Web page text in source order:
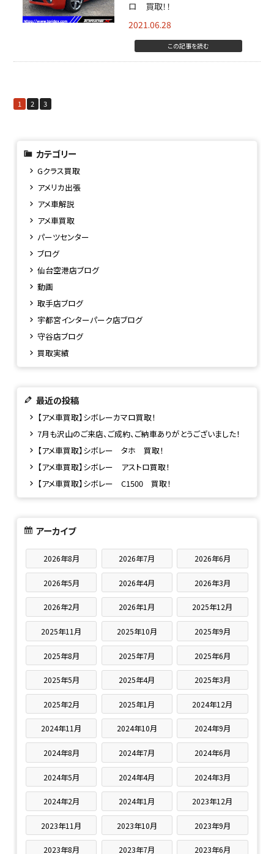
ロ 買取！！
2021.06.28
この記事を読む
1 2 3
カテゴリー
Gクラス買取
アメリカ出張
アメ車解説
アメ車買取
パーツセンター
ブログ
仙台空港店ブログ
動画
取手店ブログ
宇都宮インターパーク店ブログ
守谷店ブログ
買取実績
最近の投稿
【アメ車買取】シボレーカマロ買取！
7月も沢山のご来店、ご成約、ご納車ありがとうございました！
【アメ車買取】シボレー タホ 買取！
【アメ車買取】シボレー アストロ買取！
【アメ車買取】シボレー C1500 買取！
アーカイブ
2026年8月 2026年7月 2026年6月
2026年5月 2026年4月 2026年3月
2026年2月 2026年1月 2025年12月
2025年11月 2025年10月 2025年9月
2025年8月 2025年7月 2025年6月
2025年5月 2025年4月 2025年3月
2025年2月 2025年1月 2024年12月
2024年11月 2024年10月 2024年9月
2024年8月 2024年7月 2024年6月
2024年5月 2024年4月 2024年3月
2024年2月 2024年1月 2023年12月
2023年11月 2023年10月 2023年9月
2023年8月 2023年7月 2023年6月